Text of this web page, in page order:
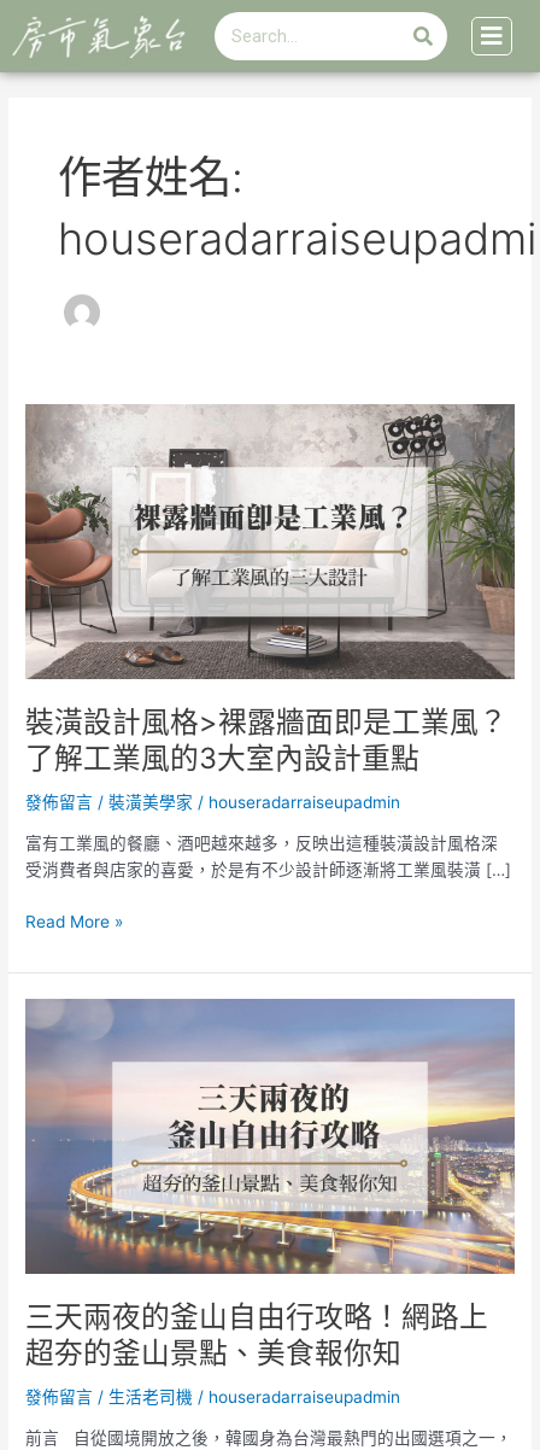
搜
尋
搜
尋
作者姓名:
裝潢設計風格>裸露牆面即是工業風？
了解工業風的3大室內設計重點
發佈留言 /裝潢美學家 / houseradarraiseupadmin
富有工業風的餐廳、酒吧越來越多，反映出這種裝潢設計風格深
受消費者與店家的喜愛，於是有不少設計師逐漸將工業風裝潢 […]
設
計
風
格
>
裸
露
面
即
是
工
風？
了
解
業
的
3
大
Read More »
三天兩夜的釜山自由行攻略！網路上
超夯的釜山景點、美食報你知
發佈留言 / 生活老司機 / houseradarraiseupadmin
前言 自從國境開放之後，韓國身為台灣最熱門的出國選項之一，
的
釜
攻
略！
網
路
超
夯
pagination